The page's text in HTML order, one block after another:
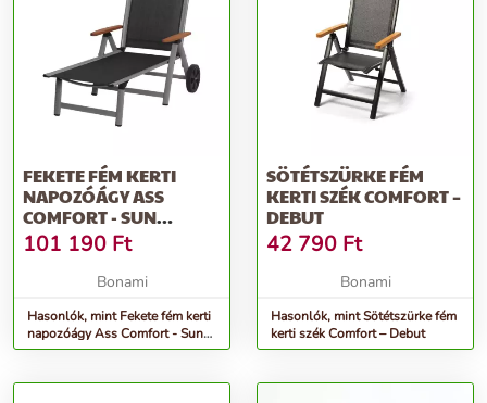
FEKETE FÉM KERTI
NAPOZÓÁGY ASS
COMFORT - SUN
GARDEN
101 190 Ft
Bonami
Hasonlók, mint Fekete fém kerti
napozóágy Ass Comfort - Sun
Garden
SÖTÉTSZÜRKE FÉM
KERTI SZÉK COMFORT –
DEBUT
42 790 Ft
Bonami
Hasonlók, mint Sötétszürke fém
kerti szék Comfort – Debut